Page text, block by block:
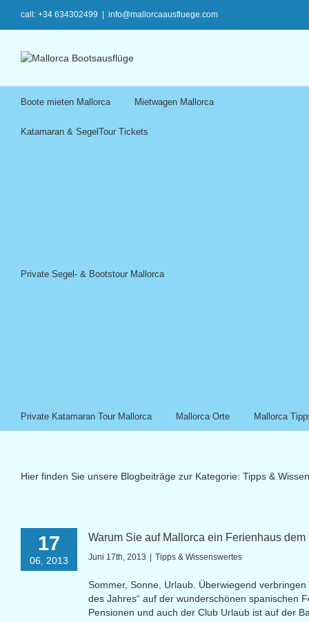
call: +34 634302499 info@mallorcaausfluege.com
Boote mieten Mallorca Mietwagen Mallorca
Katamaran & SegelTour Tickets
Private Segel- & Bootstour Mallorca
Private Katamaran Tour Mallorca Mallorca Orte Mallorca
Hier finden Sie unsere Blogbeiträge zur Kategorie: Tipps &
17
06, 2013
Warum Sie auf Mallorca ein Ferienhaus
Juni 17th, 2013 Tipps & Wissenswertes
Sommer, Sonne, Urlaub. Überwiegend
des Jahres“ auf der wunderschönen spanischen
Pensionen und auch der Club Urlaub ist auf der